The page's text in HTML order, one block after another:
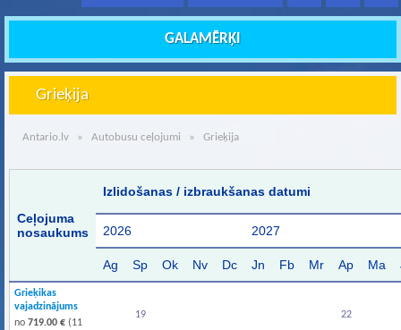
GALAMĒRĶI
Grieķija
Antario.lv » Autobusu ceļojumi » Grieķija
Ceļojuma
nosaukums
Izlidošanas / izbraukšanas datumi
2026 2027
Ag Sp Ok Nv Dc Jn Fb Mr Ap Ma
Grieķikas
vajadzinājums
no 719.00 € (11
19 22